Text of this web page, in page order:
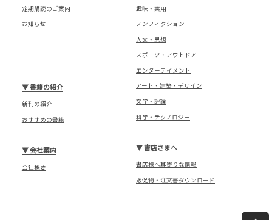
定期購読のご案内
お知らせ
趣味・実用
ノンフィクション
人文・思想
スポーツ・アウトドア
エンターテイメント
アート・建築・デザイン
文学・評論
科学・テクノロジー
▼書籍の紹介
新刊の紹介
おすすめの書籍
▼書店さまへ
書店様へ耳寄りな情報
販促物・注文書ダウンロード
▼会社案内
会社概要